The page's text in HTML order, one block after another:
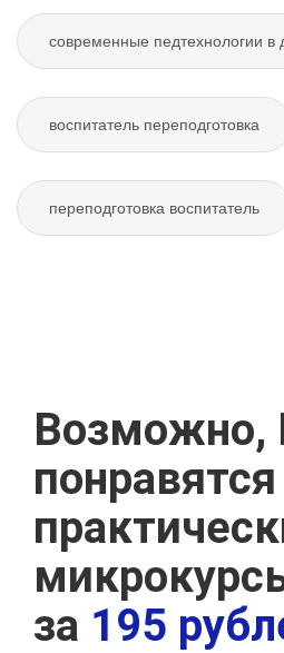
современные педтехнологии в
воспитатель переподготовка
переподготовка воспитатель
Возможно,
понравятся
за 195